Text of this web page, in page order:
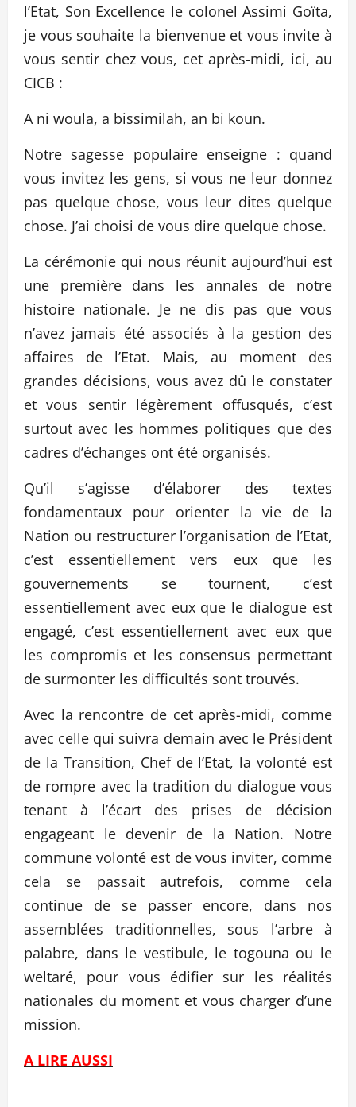
l’Etat, Son Excellence le colonel Assimi Goïta,
je vous souhaite la bienvenue et vous invite à
vous sentir chez vous, cet après-midi, ici, au
CICB :
A ni woula, a bissimilah, an bi koun.
Notre sagesse populaire enseigne : quand
vous invitez les gens, si vous ne leur donnez
pas quelque chose, vous leur dites quelque
chose. J’ai choisi de vous dire quelque chose.
La cérémonie qui nous réunit aujourd’hui est
une première dans les annales de notre
histoire nationale. Je ne dis pas que vous
n’avez jamais été associés à la gestion des
affaires de l’Etat. Mais, au moment des
grandes décisions, vous avez dû le constater
et vous sentir légèrement offusqués, c’est
surtout avec les hommes politiques que des
cadres d’échanges ont été organisés.
Qu’il s’agisse d’élaborer des textes
fondamentaux pour orienter la vie de la
Nation ou restructurer l’organisation de l’Etat,
c’est essentiellement vers eux que les
gouvernements se tournent, c’est
essentiellement avec eux que le dialogue est
engagé, c’est essentiellement avec eux que
les compromis et les consensus permettant
de surmonter les difficultés sont trouvés.
Avec la rencontre de cet après-midi, comme
avec celle qui suivra demain avec le Président
de la Transition, Chef de l’Etat, la volonté est
de rompre avec la tradition du dialogue vous
tenant à l’écart des prises de décision
engageant le devenir de la Nation. Notre
commune volonté est de vous inviter, comme
cela se passait autrefois, comme cela
continue de se passer encore, dans nos
assemblées traditionnelles, sous l’arbre à
palabre, dans le vestibule, le togouna ou le
weltaré, pour vous édifier sur les réalités
nationales du moment et vous charger d’une
mission.
A LIRE AUSSI